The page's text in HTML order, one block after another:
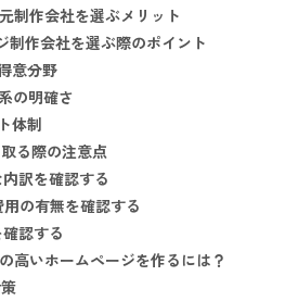
制作会社を選ぶメリット
制作会社を選ぶ際のポイント
意分野
の明確さ
体制
る際の注意点
訳を確認する
の有無を確認する
認する
高いホームページを作るには？